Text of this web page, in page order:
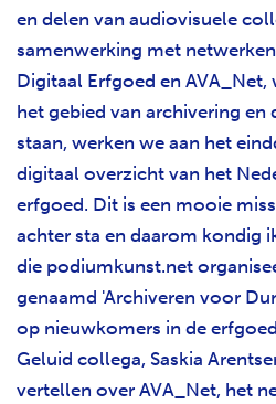
en delen van audiovisuele
samenwerking met
Digitaal Erfgoed en
het gebied van archivering en
staan, werken we aan het
digitaal overzicht van het
erfgoed. Dit is een mooie
achter sta en daarom kondig
die podiumkunst.net
genaamd 'Archiveren voor
op nieuwkomers in de
Geluid collega, Saskia
vertellen over AVA_Net, het